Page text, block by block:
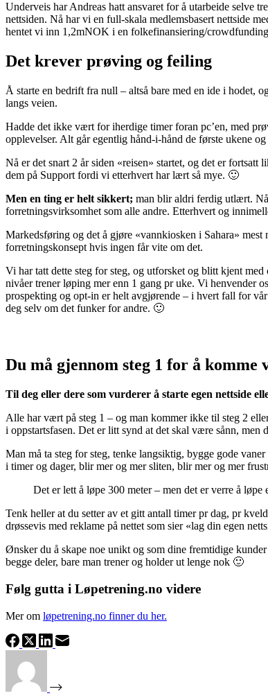
Underveis har Andreas hatt ansvaret for å utarbeide selve
nettsiden. Nå har vi en full-skala medlemsbasert nettside
hentet vi inn 1,2mNOK i en folkefinansiering/
Det krever prøving og feiling
Å starte en bedrift fra null – altså bare med en ide i hodet,
langs veien.
Hadde det ikke vært for iherdige timer foran pc’en, med
opplevelser. Alt går egentlig hånd-i-hånd de første ukene
Nå er det snart 2 år siden «reisen» startet, og det er
dem på Support fordi vi etterhvert har lært så mye. 🙂
Men en ting er helt sikkert; man blir aldri ferdig utlært.
forretningsvirksomhet som alle andre. Etterhvert og
Markedsføring og det å gjøre «vannkiosken i Sahara»
forretningskonsept hvis ingen får vite om det.
Vi har tatt dette steg for steg, og utforsket og blitt kjent
nivåer trener løping mer enn 1 gang pr uke. Vi henvender
prospekting og opt-in er helt avgjørende – i hvert fall for
deg selv om det funker for andre. 🙂
Du må gjennom steg 1 for å
Til deg eller dere som vurderer å starte egen nettside
Alle har vært på steg 1 – og man kommer ikke til steg 2
i oppstartsfasen. Det er litt synd at det skal være sånn,
Man må ta steg for steg, tenke langsiktig, bygge gode
i timer og dager, blir mer og mer sliten, blir mer og mer
Det er lett å løpe 300 meter – men det er verre å løpe
Tenk heller at du setter av et gitt antall timer pr dag, pr
drøssevis med reklame på nettet som sier «lag din egen
Ønsker du å skape noe unikt og som dine fremtidige
begge deler, bare man trener og holder ut lenge nok 🙂
Følg gutta i Løpetrening.no videre
Mer om løpetrening.no finner du her.